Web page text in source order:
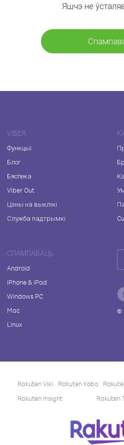
Яшчэ не
VIBER
Функцыі
Блог
Бяспека
Viber Out
Цэны на выклікі
Служба падтрымкі
СПАМПАВАЦЬ
Android
iPhone & iPad
Windows PC
Mac
Linux
©
Rakuten Viki Rakuten Kobo
Rakuten Insight
Rakuten